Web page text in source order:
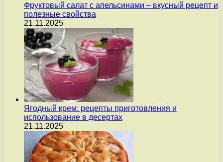
Фруктовый салат с апельсинами – вкусный рецепт и
полезные свойства
21.11.2025
Ягодный крем: рецепты приготовления и
использование в десертах
21.11.2025